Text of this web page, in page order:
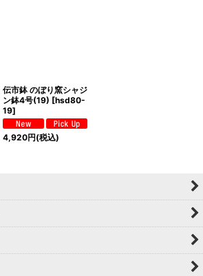
伝市鉢 のぼり窯シャジ
ン鉢4号(19) [hsd80-
19]
4,920円(税込)